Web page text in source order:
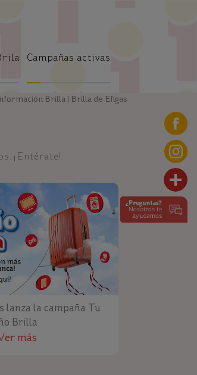
Campañas activas
Brilla | Brilla de Efigas
¡Entérate!
lanza la campaña Tu
Brilla
más